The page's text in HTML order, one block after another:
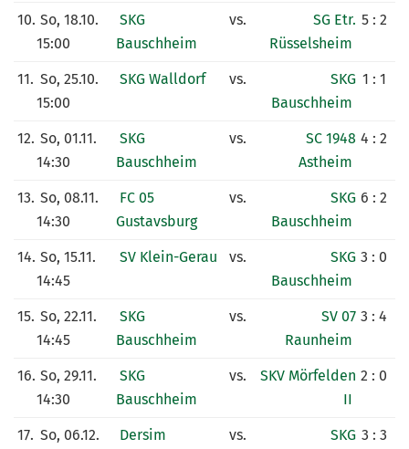
10. So, 18.10.
15:00
SKG
Bauschheim
vs.
SG Etr.
Rüsselsheim
5 : 2
11. So, 25.10.
15:00
SKG Walldorf vs.
SKG
Bauschheim
1 : 1
12. So, 01.11.
14:30
SKG
Bauschheim
vs.
SC 1948
Astheim
4 : 2
13. So, 08.11.
14:30
FC 05
Gustavsburg
vs.
SKG
Bauschheim
6 : 2
14. So, 15.11.
14:45
SV Klein-Gerau vs.
SKG
Bauschheim
3 : 0
15. So, 22.11.
14:45
SKG
Bauschheim
vs.
SV 07
Raunheim
3 : 4
16. So, 29.11.
14:30
SKG
Bauschheim
vs.
SKV Mörfelden
II
2 : 0
17. So, 06.12.
Dersim
vs.
SKG 3 : 3